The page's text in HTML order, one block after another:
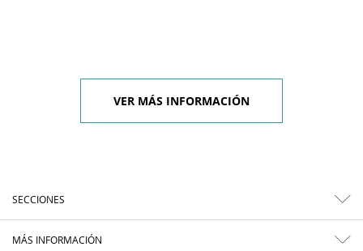
VER MÁS INFORMACIÓN
SECCIONES
MÁS INFORMACIÓN